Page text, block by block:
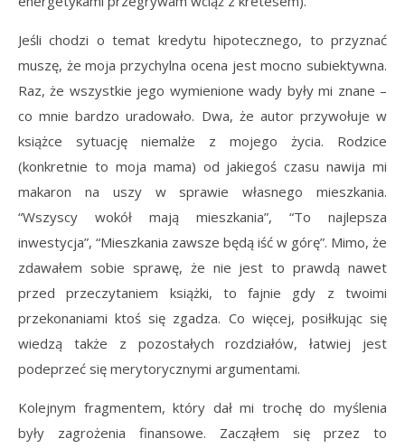
Jeśli chodzi o temat kredytu hipotecznego, to przyznać
muszę, że moja przychylna ocena jest mocno subiektywna.
Raz, że wszystkie jego wymienione wady były mi znane –
co mnie bardzo uradowało. Dwa, że autor przywołuje w
książce sytuację niemalże z mojego życia. Rodzice
(konkretnie to moja mama) od jakiegoś czasu nawija mi
makaron na uszy w sprawie własnego mieszkania.
“Wszyscy wokół mają mieszkania”, “To najlepsza
inwestycja”, “Mieszkania zawsze będą iść w górę”. Mimo, że
zdawałem sobie sprawę, że nie jest to prawdą nawet
przed przeczytaniem książki, to fajnie gdy z twoimi
przekonaniami ktoś się zgadza. Co więcej, posiłkując się
wiedzą także z pozostałych rozdziałów, łatwiej jest
podeprzeć się merytorycznymi argumentami.
Kolejnym fragmentem, który dał mi trochę do myślenia
były zagrożenia finansowe. Zacząłem się przez to